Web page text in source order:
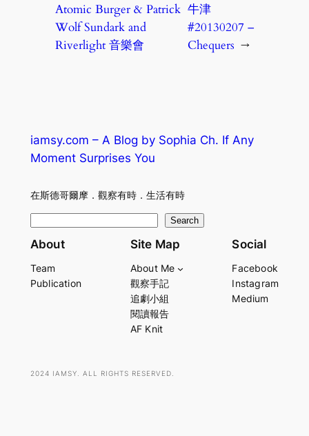
Atomic Burger & Patrick
Wolf Sundark and
Riverlight 音樂會
牛津
#20130207 –
Chequers →
iamsy.com – A Blog by Sophia Ch. If Any
Moment Surprises You
在斯德哥爾摩．觀察有時．生活有時
e
r
Search
About
Team
Publication
Site Map
About Me
觀察手記
追劇小組
閱讀報告
AF Knit
Social
Facebook
Instagram
Medium
2024 IAMSY. ALL RIGHTS RESERVED.